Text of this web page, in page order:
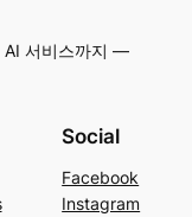
AI 서비스까지 —
Social
Facebook
Instagram